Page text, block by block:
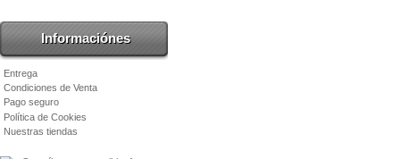
Informaciónes
Entrega
Condiciones de Venta
Pago seguro
Política de Cookies
Nuestras tiendas